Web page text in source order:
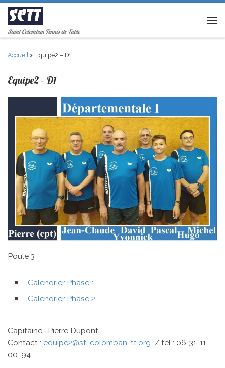
Passer au contenu
Saint Colomban Tennis de Table
Accueil » Equipe2 – D1
Equipe2 – D1
Poule 3
Calendrier Phase 1
Calendrier Phase 2
Capitaine : Pierre Dupont
Contact : equipe2@st-colomban-tt.org / tel : 06-31-11-
00-94